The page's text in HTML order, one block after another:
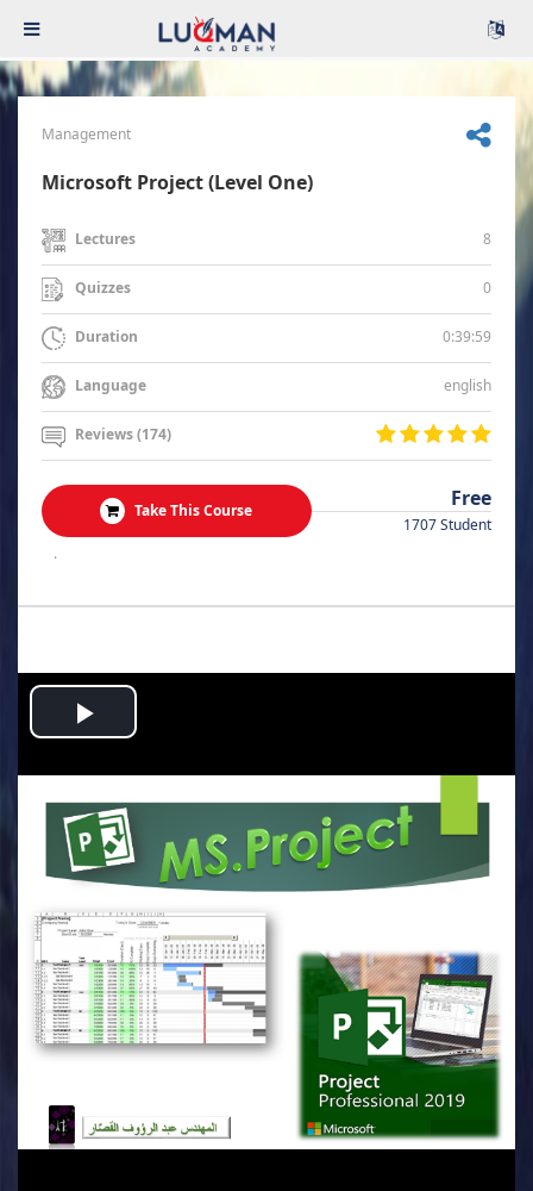
Management
Microsoft Project (Level One)
Lectures 8
Quizzes 0
Duration 0:39:59
Language english
Reviews (174)
Take This Course Free
1707 Student
.
Play
Video